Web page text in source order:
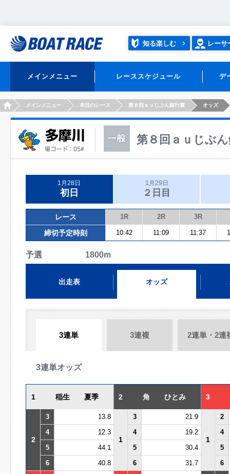
知る楽しむ レーサ
メインメニュー レーススケジュール デ
HOMEメインメニュー 本日のレース 第８回ａｕじぶん銀行賞 オッズ
第８回ａｕじぶ
1月28日
初日
1月29日
２日目
レース 1R 2R 3R
締切予定時刻 10:42 11:09 11:37
予選 1800m
出走表 オッズ
3連単 3連複 2連単・2連
3連単オッズ
1 稲生 夏季 2 角 ひとみ 3
2
3 13.8
1
3 21.9
1
2
4
12.3 4 19.2
4
5
44.1 5 30.4
5
6
40.8 6 31.7 6